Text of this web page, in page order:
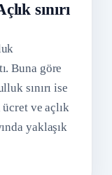
sınırı
Buna göre
sınırı ise
ve açlık
yaklaşık